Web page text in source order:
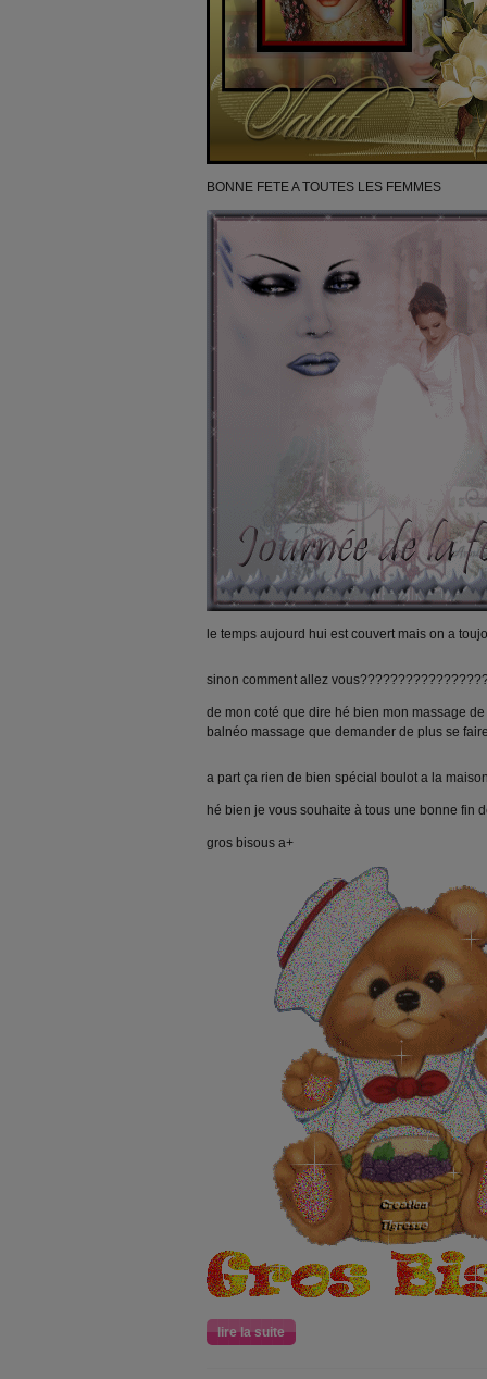
BONNE FETE A TOUTES LES FEMMES
le temps aujourd hui est couvert mais on a
sinon comment allez
de mon coté que dire hé bien mon massage
balnéo massage que demander de plus se
a part ça rien de bien spécial boulot a la
hé bien je vous souhaite à tous une bonne fin
gros bisous a+
lire la suite